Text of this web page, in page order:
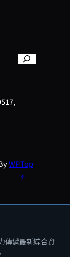
WPTop
↑
傳遞最新綜合資